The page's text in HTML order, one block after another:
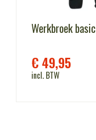
Werkbroek basic
€ 49,95
incl. BTW